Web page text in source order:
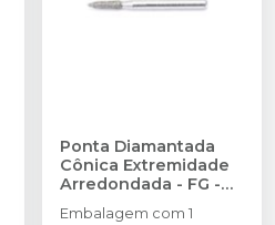
Ponta Diamantada
Cônica Extremidade
Arredondada - FG -
MICRODONT
Embalagem com 1